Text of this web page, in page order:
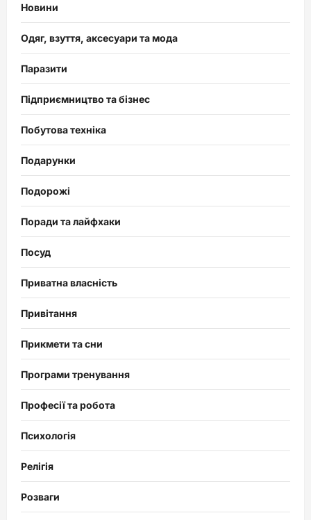
Новини
Одяг, взуття, аксесуари та мода
Паразити
Підприємництво та бізнес
Побутова техніка
Подарунки
Подорожі
Поради та лайфхаки
Посуд
Приватна власність
Привітання
Прикмети та сни
Програми тренування
Професії та робота
Психологія
Релігія
Розваги